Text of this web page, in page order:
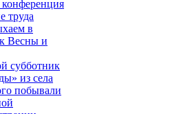
труда
в
Весны и
субботник
из села
побывали